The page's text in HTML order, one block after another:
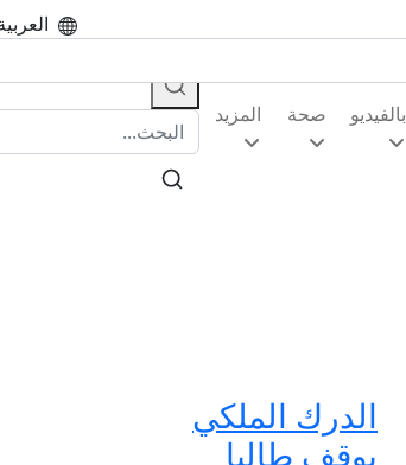
بالفيديو صحة المزيد
الدرك الملكي
يوقف طالبا